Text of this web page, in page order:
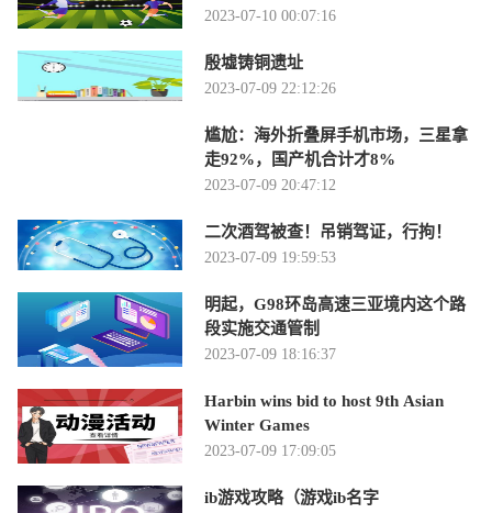
2023-07-10 00:07:16
殷墟铸铜遗址
2023-07-09 22:12:26
尴尬：海外折叠屏手机市场，三星拿
走92%，国产机合计才8%
2023-07-09 20:47:12
二次酒驾被查！吊销驾证，行拘！
2023-07-09 19:59:53
明起，G98环岛高速三亚境内这个路
段实施交通管制
2023-07-09 18:16:37
Harbin wins bid to host 9th Asian
Winter Games
2023-07-09 17:09:05
ib游戏攻略（游戏ib名字